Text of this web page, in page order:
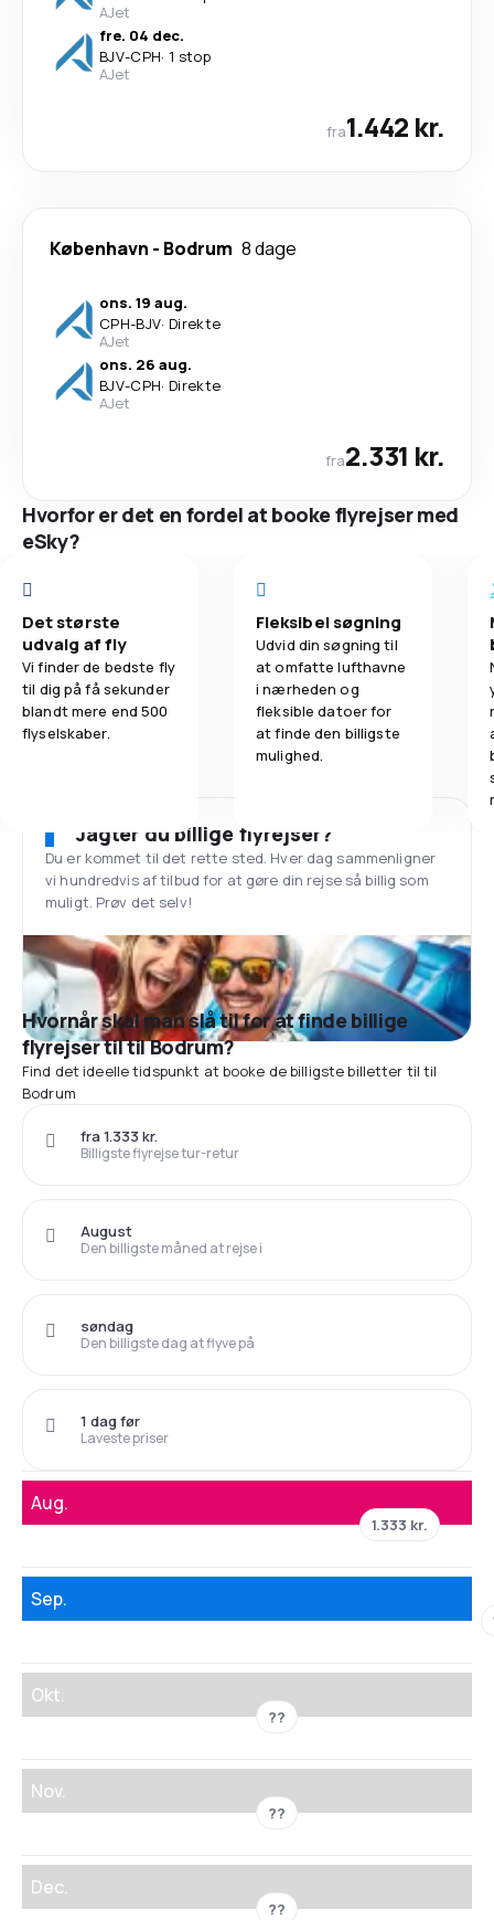
AJet
fre. 04 dec.
BJV-CPH· 1 stop
AJet
fra1.442 kr.
København - Bodrum 8 dage
ons. 19 aug.
CPH-BJV· Direkte
AJet
ons. 26 aug.
BJV-CPH· Direkte
AJet
fra2.331 kr.
Hvorfor er det en fordel at booke flyrejser med
eSky?
Det største
udvalg af fly
Vi finder de bedste fly
til dig på få sekunder
blandt mere end 500
flyselskaber.
Fleksibel søgning
Udvid din søgning til
at omfatte lufthavne
i nærheden og
fleksible datoer for
at finde den billigste
mulighed.
Jagter du billige flyrejser?
Du er kommet til det rette sted. Hver dag sammenligner
vi hundredvis af tilbud for at gøre din rejse så billig som
muligt. Prøv det selv!
Hvornår skal man slå til for at finde billige
flyrejser til til Bodrum?
Find det ideelle tidspunkt at booke de billigste billetter til til
Bodrum
Billigste flyrejse tur-retur
fra 1.333 kr.
Den billigste måned at rejse i
August
Den billigste dag at flyve på
søndag
Laveste priser
1 dag før
Aug.
1.333 kr.
Sep.
Okt.
??
Nov.
??
Dec.
??